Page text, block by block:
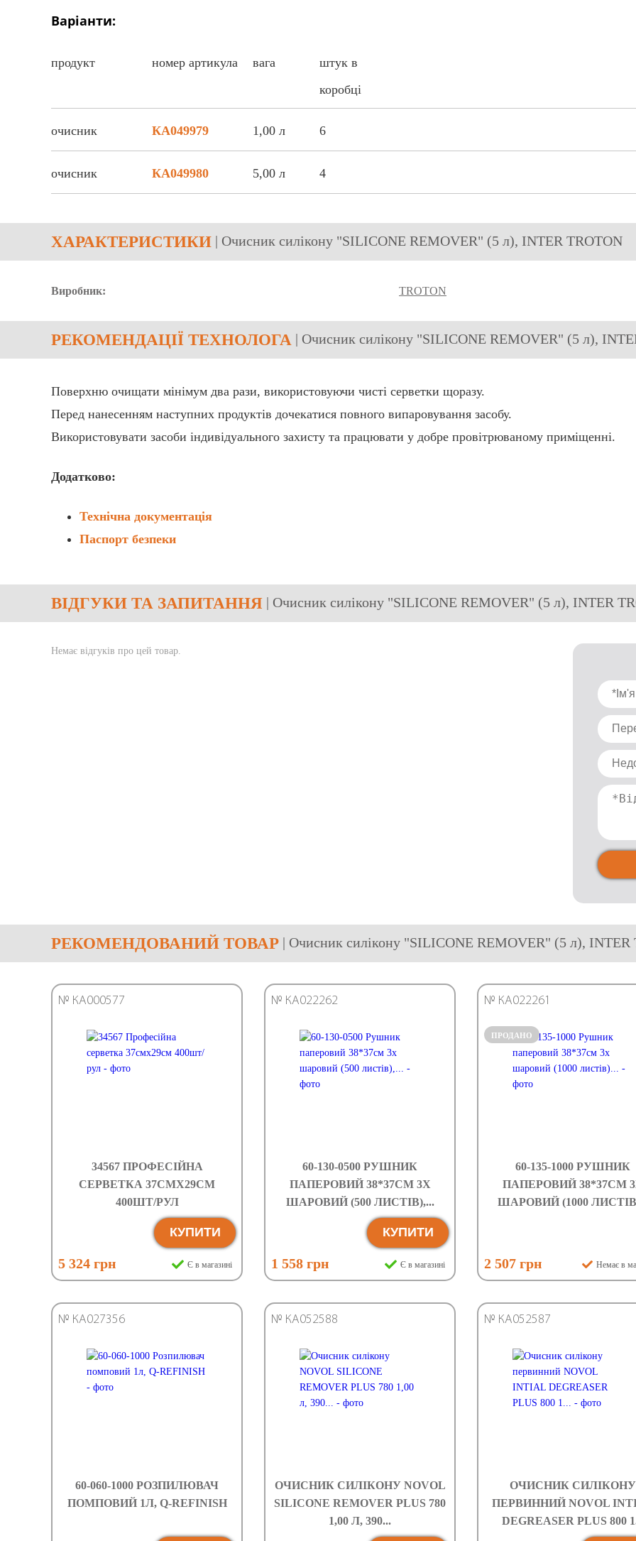
Варіанти:
продукт номер артикула вага
штук в
коробці
очисник КА049979 1,00 л 6
очисник КА049980 5,00 л 4
ХАРАКТЕРИСТИКИ | Очисник силікону "SILICONE REMOVER" (5 л), INTER TROTON
Виробник: TROTON
РЕКОМЕНДАЦІЇ ТЕХНОЛОГА | Очисник силікону "SILICONE REMOVER" (5 л),
Поверхню очищати мінімум два рази, використовуючи чисті серветки щоразу.
Перед нанесенням наступних продуктів дочекатися повного випаровування засобу.
Використовувати засоби індивідуального захисту та працювати у добре провітрюваному приміщенні.
Додатково:
Технічна документація
Паспорт безпеки
ВІДГУКИ ТА ЗАПИТАННЯ | Очисник силікону "SILICONE REMOVER" (5 л), INTER
Немає відгуків про цей товар.
РЕКОМЕНДОВАНИЙ ТОВАР | Очисник силікону "SILICONE REMOVER" (5 л), INTER
№ КА000577
34567 ПРОФЕСІЙНА
СЕРВЕТКА 37СМХ29СМ
400ШТ/РУЛ
5 324 грн
КУПИТИ
Є в магазині
№ КА022262
60-130-0500 РУШНИК
ПАПЕРОВИЙ 38*37СМ 3Х
ШАРОВИЙ (500 ЛИСТІВ),...
1 558 грн
КУПИТИ
Є в магазині
ПРОДАНО
№ КА022261
60-135-1000 РУШНИК
ПАПЕРОВИЙ 38*37СМ
ШАРОВИЙ (1000
2 507 грн Немає в
№ КА027356
60-060-1000 РОЗПИЛЮВАЧ
ПОМПОВИЙ 1Л, Q-REFINISH
№ КА052588
ОЧИСНИК СИЛІКОНУ NOVOL
SILICONE REMOVER PLUS 780
1,00 Л, 390...
№ КА052587
ОЧИСНИК СИЛІКОНУ
ПЕРВИННИЙ NOVOL
DEGREASER PLUS 800